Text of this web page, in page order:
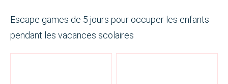
Escape games de 5 jours pour occuper les enfants
pendant les vacances scolaires